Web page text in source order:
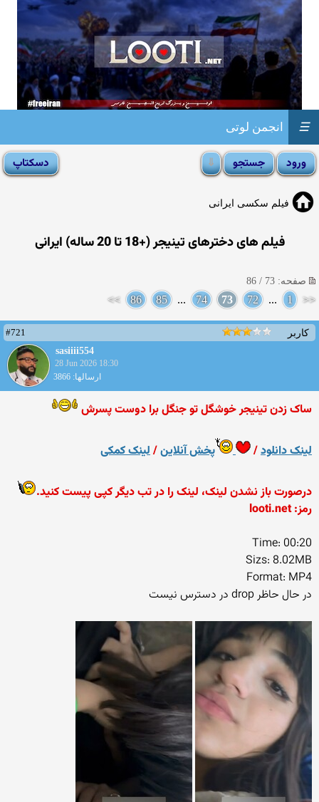
انجمن لوتی ☰
فیلم سکسی ایرانی
فیلم های دخترهای تینیجر (+18 تا 20 ساله) ایرانی
صفحه: 73 / 86
<<
1
...
72
73
74
...
85
86
>>
کاربر
#721
sasiiii554
28 Jun 2026 18:30
ارسالها: 3866
ساک زدن تینیجر خوشگل تو جنگل برا دوست پسرش
لینک دانلود/ پخش آنلاین/لینک کمکی
درصورت باز نشدن لینک، لینک را در تب دیگر کپی پیست کنید.
رمز: looti.net
Time: 00:20
Sizs: 8.02MB
Format: MP4
در حال حاظر drop در دسترس نیست